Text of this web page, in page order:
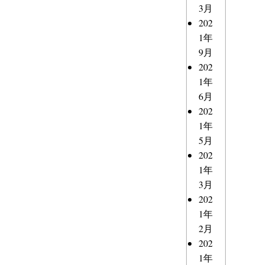
3月
202
1年
9月
202
1年
6月
202
1年
5月
202
1年
3月
202
1年
2月
202
1年